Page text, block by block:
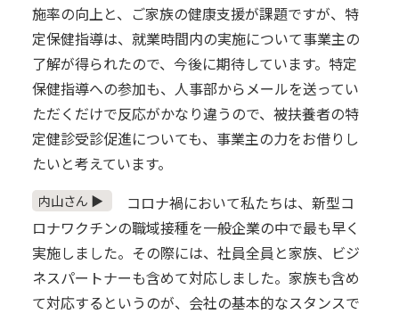
施率の向上と、ご家族の健康支援が課題ですが、特
定保健指導は、就業時間内の実施について事業主の
了解が得られたので、今後に期待しています。特定
保健指導への参加も、人事部からメールを送ってい
ただくだけで反応がかなり違うので、被扶養者の特
定健診受診促進についても、事業主の力をお借りし
たいと考えています。
内山さん ▶
コロナ禍において私たちは、新型コ
ロナワクチンの職域接種を一般企業の中で最も早く
実施しました。その際には、社員全員と家族、ビジ
ネスパートナーも含めて対応しました。家族も含め
て対応するというのが、会社の基本的なスタンスで